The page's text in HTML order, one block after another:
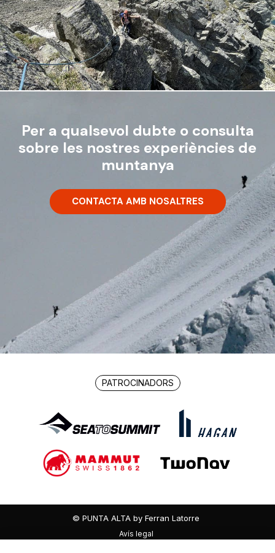
Per a qualsevol dubte o consulta
sobre les nostres experiències de
muntanya
CONTACTA AMB NOSALTRES
PATROCINADORS
© PUNTA ALTA by Ferran Latorre
Avís legal